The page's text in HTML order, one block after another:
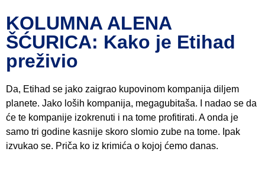
KOLUMNA ALENA
ŠĆURICA: Kako je Etihad
preživio
Da, Etihad se jako zaigrao kupovinom kompanija diljem
planete. Jako loših kompanija, megagubitaša. I nadao se da
će te kompanije izokrenuti i na tome profitirati. A onda je
samo tri godine kasnije skoro slomio zube na tome. Ipak
izvukao se. Priča ko iz krimića o kojoj ćemo danas.